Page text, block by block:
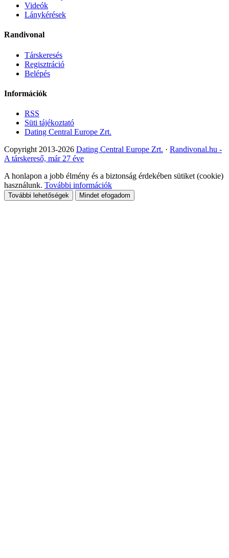
Videók
Lánykérések
Randivonal
Társkeresés
Regisztráció
Belépés
Információk
RSS
Süti tájékoztató
Dating Central Europe Zrt.
Copyright 2013-2026 Dating Central Europe Zrt. · Randivonal.hu -
A társkereső, már 27 éve
A honlapon a jobb élmény és a biztonság érdekében sütiket (cookie)
használunk. További információk
További lehetőségek Mindet efogadom